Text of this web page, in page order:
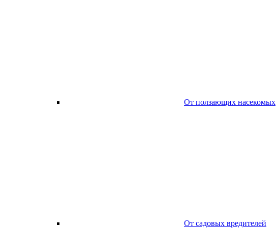
От ползающих насекомых
От садовых вредителей